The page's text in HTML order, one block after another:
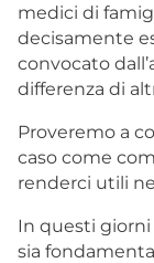
medici di
decisamente
convocato
differenza di
Proveremo a
caso come
renderci utili
In questi
sia